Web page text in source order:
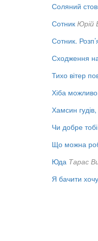
Соляний
Сотник Юрій
Сотник.
Сходження
Тихо вітер
Хіба
Хамсин
Чи добре
Що можна
Юда Тарас
Я бачити